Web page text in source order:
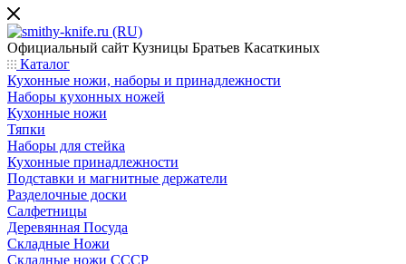
Официальный сайт Кузницы Братьев Касаткиных
Каталог
Кухонные ножи, наборы и принадлежности
Наборы кухонных ножей
Кухонные ножи
Тяпки
Наборы для стейка
Кухонные принадлежности
Подставки и магнитные держатели
Разделочные доски
Салфетницы
Деревянная Посуда
Складные Ножи
Cкладные ножи СССР